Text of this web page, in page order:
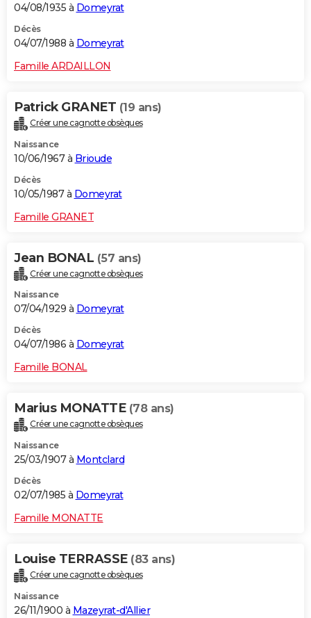
04/08/1935 à Domeyrat
Décès
04/07/1988 à Domeyrat
Famille ARDAILLON
Patrick GRANET (19 ans)
Créer une cagnotte obsèques
Naissance
10/06/1967 à Brioude
Décès
10/05/1987 à Domeyrat
Famille GRANET
Jean BONAL (57 ans)
Créer une cagnotte obsèques
Naissance
07/04/1929 à Domeyrat
Décès
04/07/1986 à Domeyrat
Famille BONAL
Marius MONATTE (78 ans)
Créer une cagnotte obsèques
Naissance
25/03/1907 à Montclard
Décès
02/07/1985 à Domeyrat
Famille MONATTE
Louise TERRASSE (83 ans)
Créer une cagnotte obsèques
Naissance
26/11/1900 à Mazeyrat-d'Allier